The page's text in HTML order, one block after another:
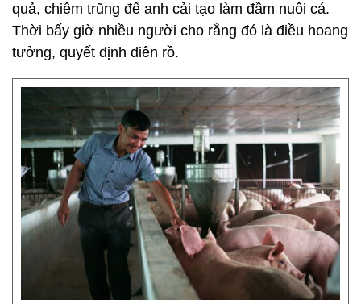
quả, chiêm trũng để anh cải tạo làm đầm nuôi cá.
Thời bấy giờ nhiều người cho rằng đó là điều hoang
tưởng, quyết định điên rồ.